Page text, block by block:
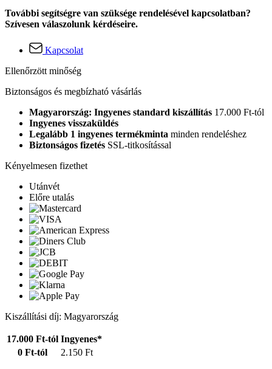
További segítségre van szüksége rendelésével kapcsolatban?
Szívesen válaszolunk kérdéseire.
Kapcsolat
Ellenőrzött minőség
Biztonságos és megbízható vásárlás
Magyarország: Ingyenes standard kiszállítás 17.000 Ft-tól
Ingyenes visszaküldés
Legalább 1 ingyenes termékminta minden rendeléshez
Biztonságos fizetés SSL-titkosítással
Kényelmesen fizethet
Utánvét
Előre utalás
Kiszállítási díj: Magyarország
17.000 Ft-tól Ingyenes*
0 Ft-tól
2.150 Ft